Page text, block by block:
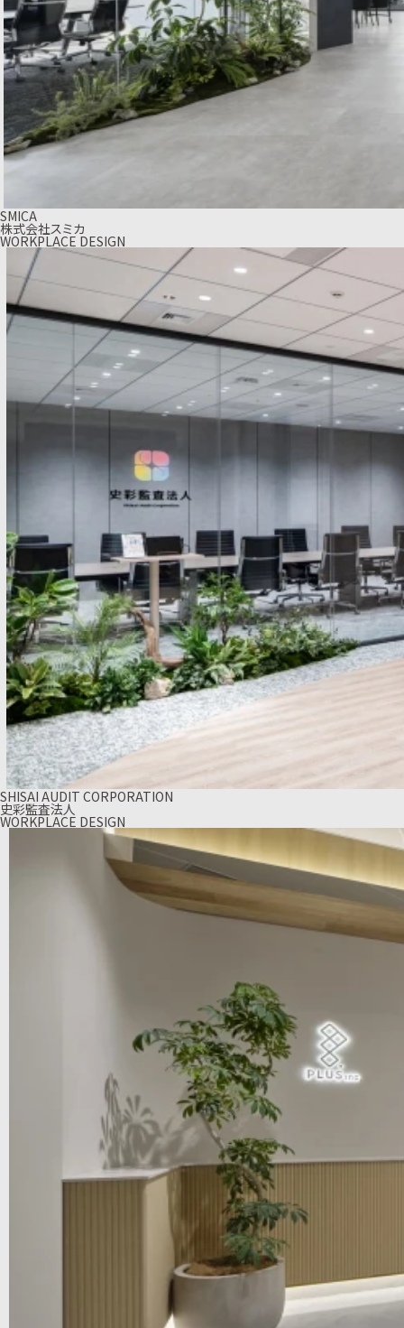
SMICA
株式会社スミカ
WORKPLACE DESIGN
SHISAI AUDIT CORPORATION
史彩監査法人
WORKPLACE DESIGN